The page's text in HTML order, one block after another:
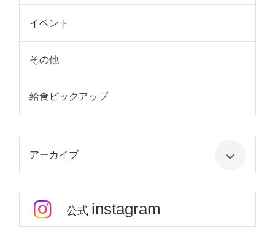
イベント
その他
給食ピックアップ
アーカイブ
公式 instagram